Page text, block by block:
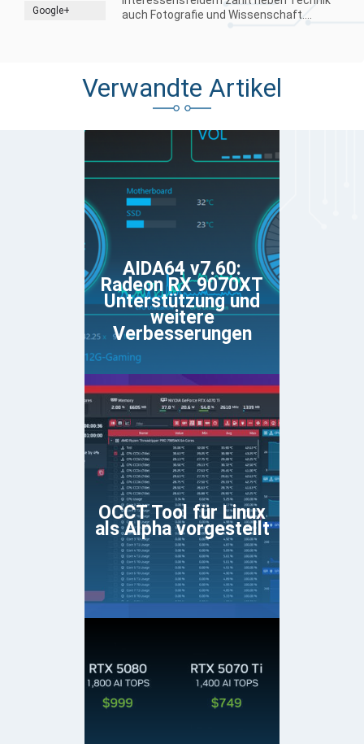
Google+
auch Fotografie und Wissenschaft....
Verwandte Artikel
AIDA64 v7.60:
Radeon RX 9070XT
Unterstützung und
weitere
Verbesserungen
OCCT Tool für Linux
als Alpha vorgestellt